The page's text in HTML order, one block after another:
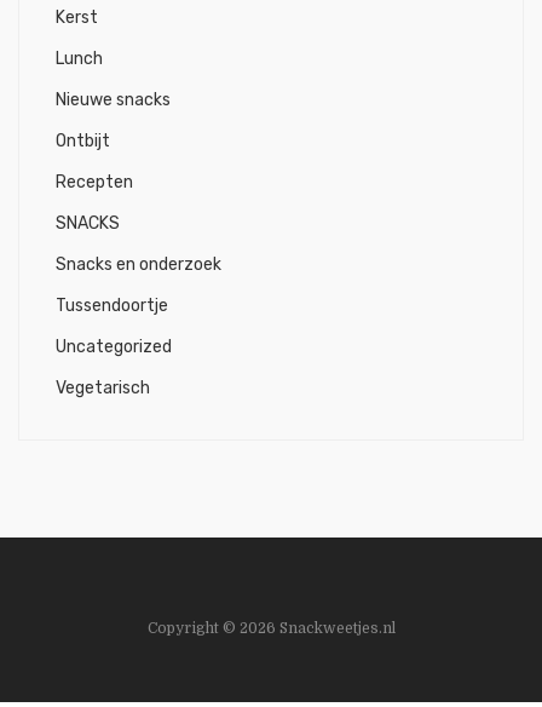
Kerst
Lunch
Nieuwe snacks
Ontbijt
Recepten
SNACKS
Snacks en onderzoek
Tussendoortje
Uncategorized
Vegetarisch
Copyright © 2026 Snackweetjes.nl